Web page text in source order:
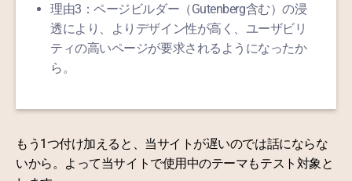
理由3：ページビルダー（Gutenberg含む）の浸
透により、よりデザイン性が高く、ユーザビリ
ティの高いページが要求されるようになったか
ら。
もう1つ付け加えると、当サイトが遅いのでは話にならな
いから。よって当サイトで使用中のテーマもテスト対象と